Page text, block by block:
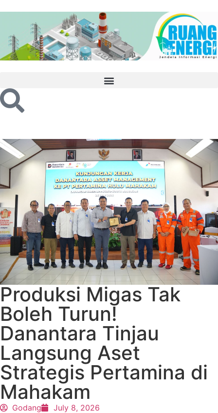
Produksi Migas Tak
Boleh Turun!
Danantara Tinjau
Langsung Aset
Strategis Pertamina di
Mahakam
Godang July 8, 2026